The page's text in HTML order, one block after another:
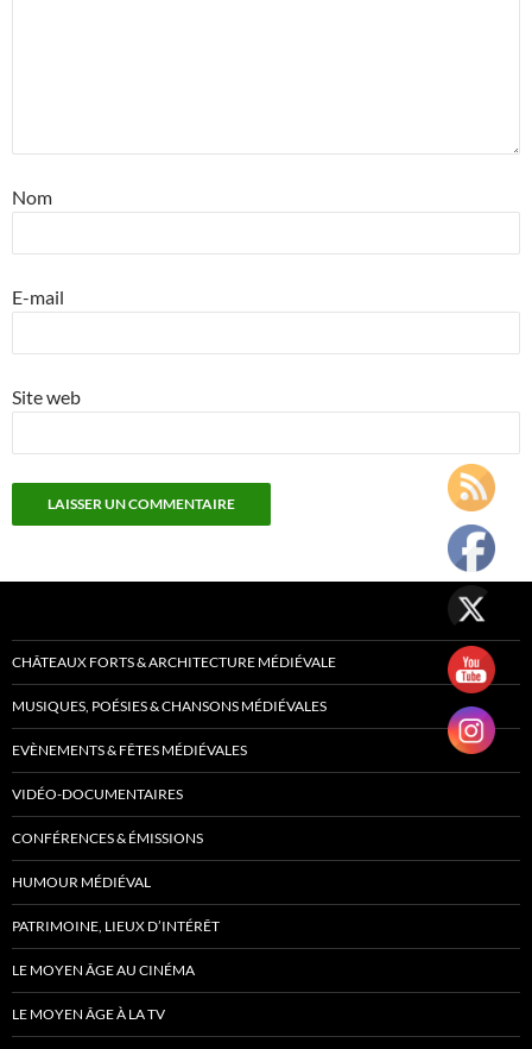
Nom
E-mail
Site web
CHÂTEAUX FORTS & ARCHITECTURE MÉDIÉVALE
MUSIQUES, POÉSIES & CHANSONS MÉDIÉVALES
EVÈNEMENTS & FÊTES MÉDIÉVALES
VIDÉO-DOCUMENTAIRES
CONFÉRENCES & ÉMISSIONS
HUMOUR MÉDIÉVAL
PATRIMOINE, LIEUX D’INTÉRÊT
LE MOYEN ÂGE AU CINÉMA
LE MOYEN ÂGE À LA TV